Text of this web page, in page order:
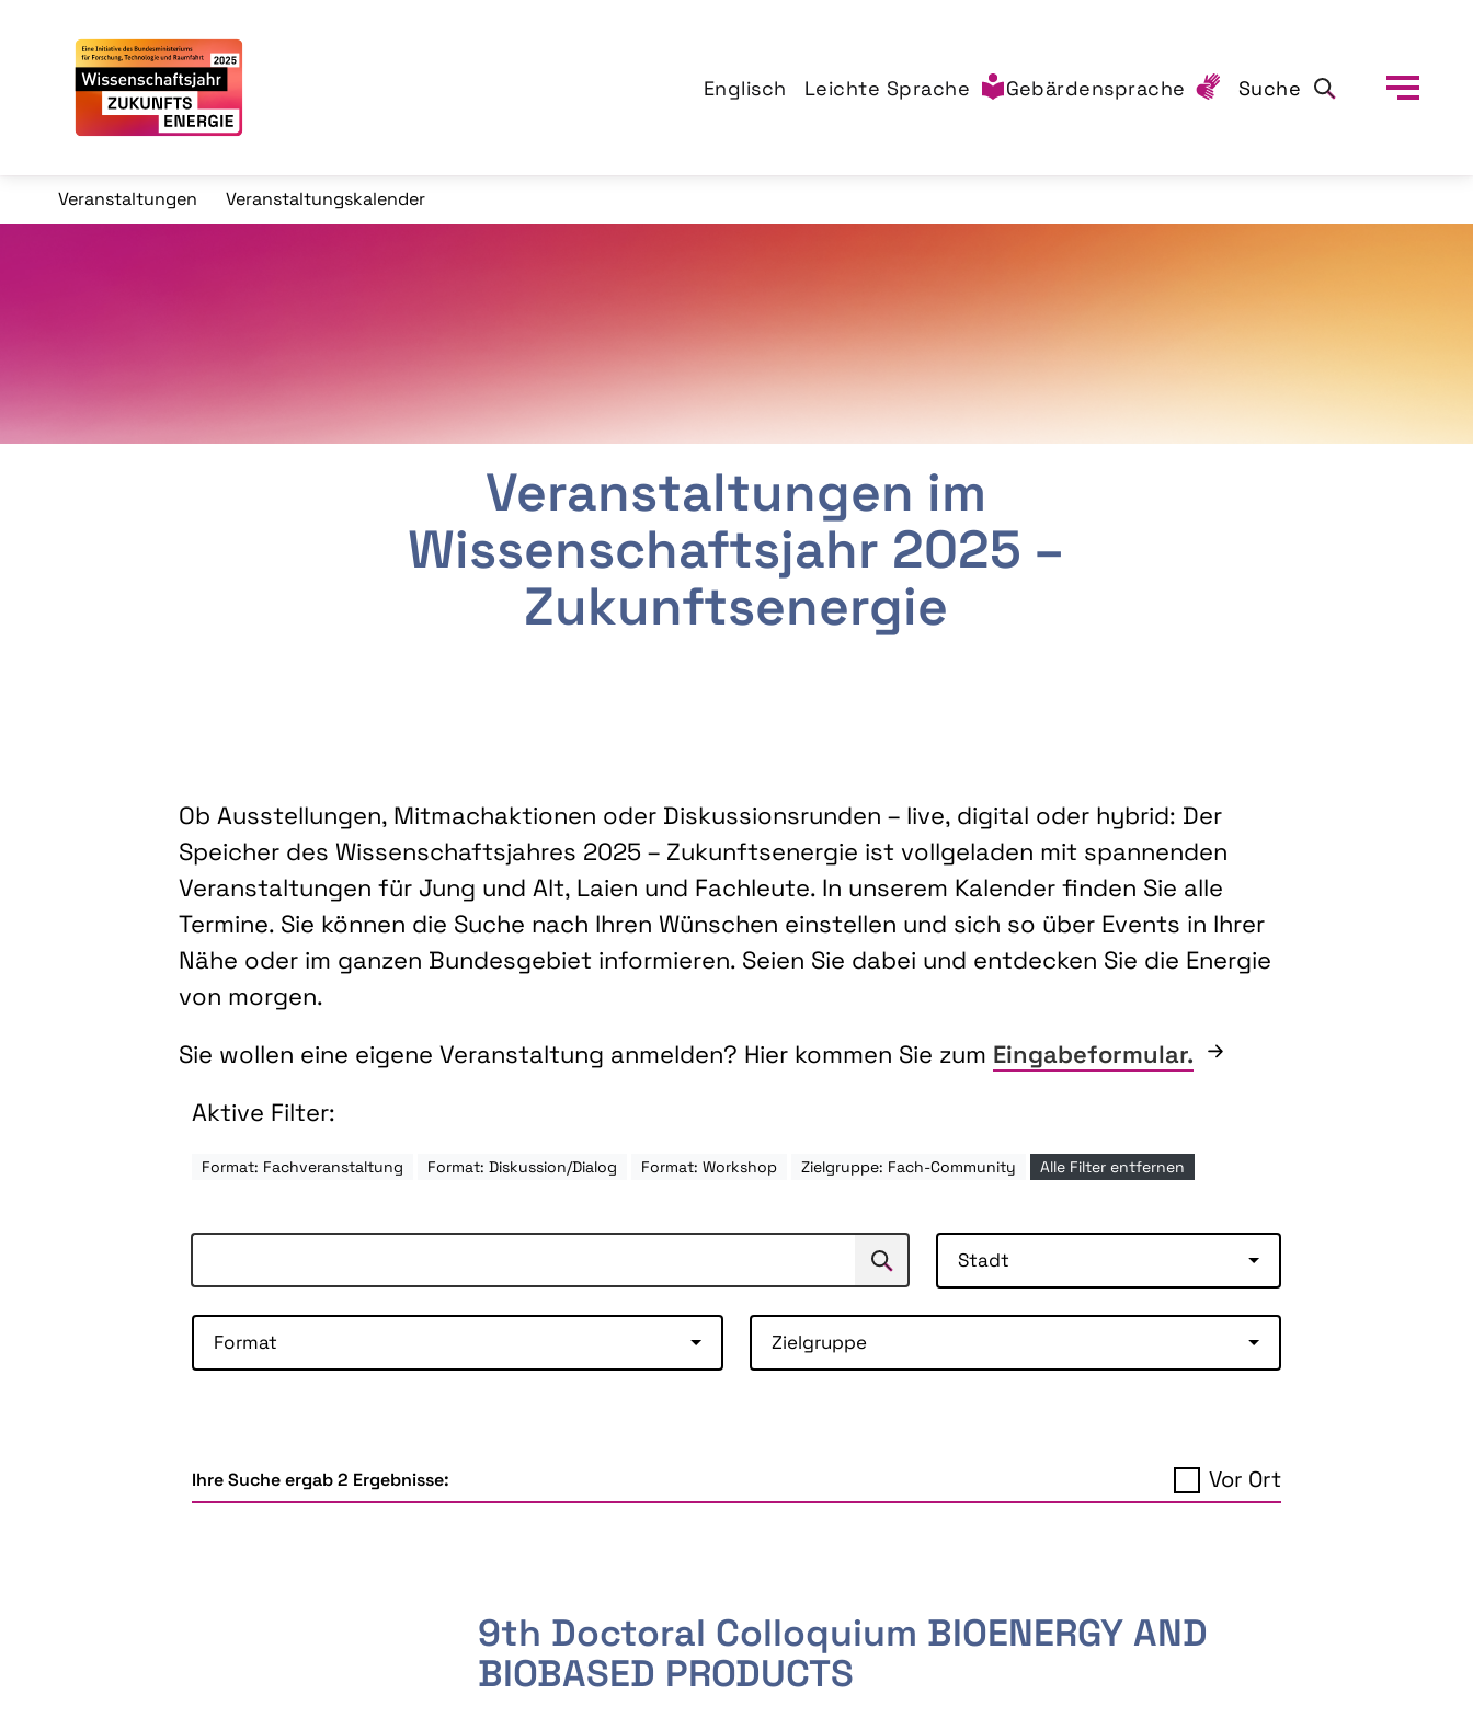
Englisch Leichte Sprache Gebärdensprache Suche
Veranstaltungen Veranstaltungskalender
Veranstaltungen im
Wissenschaftsjahr 2025 –
Zukunftsenergie
Ob Ausstellungen, Mitmachaktionen oder Diskussionsrunden – live, digital oder hybrid: Der
Speicher des Wissenschaftsjahres 2025 – Zukunftsenergie ist vollgeladen mit spannenden
Veranstaltungen für Jung und Alt, Laien und Fachleute. In unserem Kalender finden Sie alle
Termine. Sie können die Suche nach Ihren Wünschen einstellen und sich so über Events in Ihrer
Nähe oder im ganzen Bundesgebiet informieren. Seien Sie dabei und entdecken Sie die Energie
von morgen.
Sie wollen eine eigene Veranstaltung anmelden? Hier kommen Sie zum Eingabeformular.
Aktive Filter:
Format: Fachveranstaltung Format: Diskussion/Dialog Format: Workshop Zielgruppe: Fach-Community Alle Filter entfernen
Suchen Stadt
Format Zielgruppe
Ihre Suche ergab 2 Ergebnisse: Vor Ort
9th Doctoral Colloquium BIOENERGY AND
BIOBASED PRODUCTS